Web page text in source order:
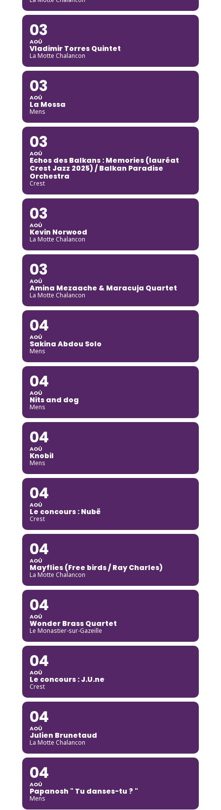
03
AOÛ
Vladimir Torres Quintet
La Motte Chalancon
03
AOÛ
La Mossa
Mens
03
AOÛ
Echos des Balkans : Memories (lauréat
Crest Jazz 2025) / Balkan Paradise
Orchestra
Crest
03
AOÛ
Kevin Norwood
La Motte Chalancon
03
AOÛ
Amina Mezaache & Maracuja Quartet
La Motte Chalancon
04
AOÛ
Sakina Abdou Solo
Mens
04
AOÛ
Nits and dog
Mens
04
AOÛ
Knobil
Mens
04
AOÛ
Le concours : Nubë
Crest
04
AOÛ
Mayflies (Free birds / Ray Charles)
La Motte Chalancon
04
AOÛ
Wonder Brass Quartet
Le Monastier-sur-Gazeille
04
AOÛ
Le concours : J.U.ne
Crest
04
AOÛ
Julien Brunetaud
La Motte Chalancon
04
AOÛ
Papanosh " Tu danses-tu ? "
Mens